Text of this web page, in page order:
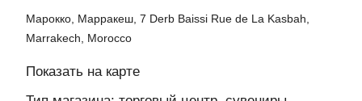
Марокко, Марракеш, 7 Derb Baissi Rue de La Kasbah,
Marrakech, Morocco
Показать на карте